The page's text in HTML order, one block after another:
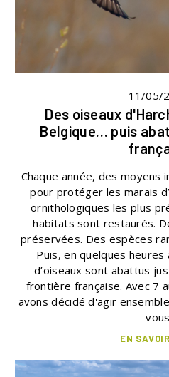
11/05/
Des oiseaux
Belgique… puis
Chaque année, des
pour protéger les marais
ornithologiques les plus
habitats sont restaurés.
préservées. Des espèces
Puis, en quelques
d’oiseaux sont abattus
frontière française. Avec 7
avons décidé d'agir
EN